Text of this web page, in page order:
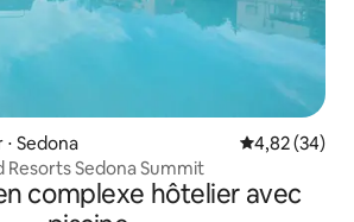
Sedona Évaluation
4,82 (34)
Resorts Sedona Summit
complexe hôtelier avec